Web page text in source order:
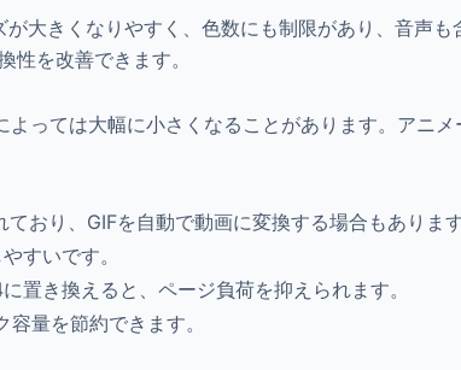
大きくなりやすく、色数にも制限があり、音声
を改善できます。
っては大幅に小さくなることがあります。アニ
おり、GIFを自動で動画に変換する場合もあります
すいです。
置き換えると、ページ負荷を抑えられます。
量を節約できます。